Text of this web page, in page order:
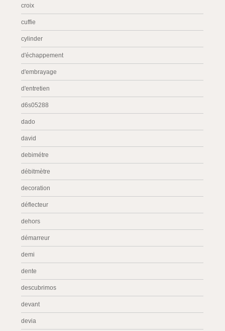
croix
cuffie
cylinder
d'échappement
d'embrayage
d'entretien
d6s05288
dado
david
debimétre
débitmètre
decoration
déflecteur
dehors
démarreur
demi
dente
descubrimos
devant
devia